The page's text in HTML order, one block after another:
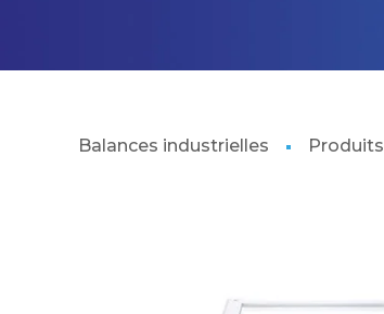
Balances industrielles Produits